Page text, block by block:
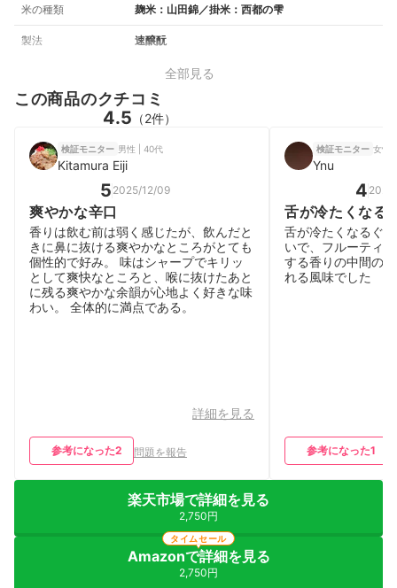
米の種類 麹米：山田錦／掛米：西都の雫
製法 速醸酛
全部見る
この商品のクチコミ
4.5 （2件）
検証モニター 男性 | 40代
Kitamura Eiji
5 2025/12/09
爽やかな辛口
香りは飲む前は弱く感じたが、飲んだと
きに鼻に抜ける爽やかなところがとても
個性的で好み。 味はシャープでキリッ
として爽快なところと、喉に抜けたあと
に残る爽やかな余韻が心地よく好きな味
わい。 全体的に満点である。
詳細を見る
参考になった2 問題を報告
検証モニター 女性
Ynu
4
舌が冷たくなる
味
舌が冷たくなるぐ
いで、フルーティ
する香りの中間の
れる風味でした
参考になった1
楽天市場で詳細を見る
2,750円
Amazonで詳細を見る
2,750円
タイムセール